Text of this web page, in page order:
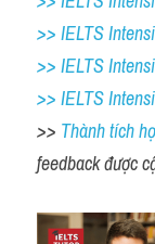
>> IELTS
>> IELTS
>> IELTS
>> Thành tích
feedback được